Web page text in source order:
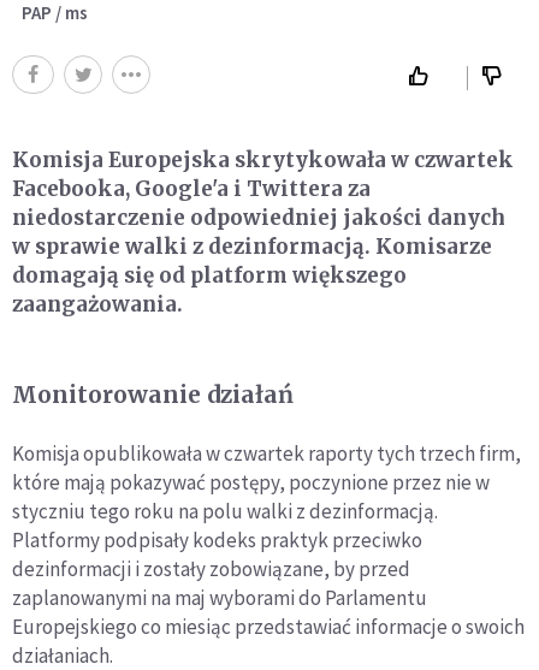
PAP / ms
Komisja Europejska skrytykowała w czwartek
Facebooka, Google'a i Twittera za
niedostarczenie odpowiedniej jakości danych
w sprawie walki z dezinformacją. Komisarze
domagają się od platform większego
zaangażowania.
Monitorowanie działań
Komisja opublikowała w czwartek raporty tych trzech firm,
które mają pokazywać postępy, poczynione przez nie w
styczniu tego roku na polu walki z dezinformacją.
Platformy podpisały kodeks praktyk przeciwko
dezinformacji i zostały zobowiązane, by przed
zaplanowanymi na maj wyborami do Parlamentu
Europejskiego co miesiąc przedstawiać informacje o swoich
działaniach.